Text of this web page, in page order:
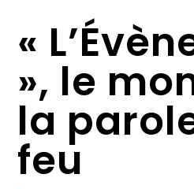
«
», le
la
feu